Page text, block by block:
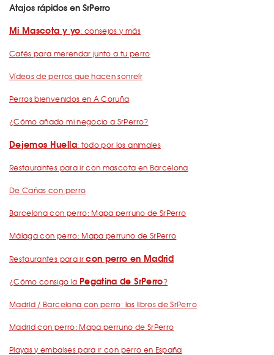
Atajos rápidos en SrPerro
Mi Mascota y yo: consejos y más
Cafés para merendar junto a tu perro
Vídeos de perros que hacen sonreír
Perros bienvenidos en A Coruña
¿Cómo añado mi negocio a SrPerro?
Dejemos Huella: todo por los animales
Restaurantes para ir con mascota en Barcelona
De Cañas con perro
Barcelona con perro: Mapa perruno de SrPerro
Málaga con perro: Mapa perruno de SrPerro
Restaurantes para ircon perro en Madrid
¿Cómo consigo la Pegatina de SrPerro?
Madrid / Barcelona con perro: los libros de SrPerro
Madrid con perro: Mapa perruno de SrPerro
Playas y embalses para ir con perro en España